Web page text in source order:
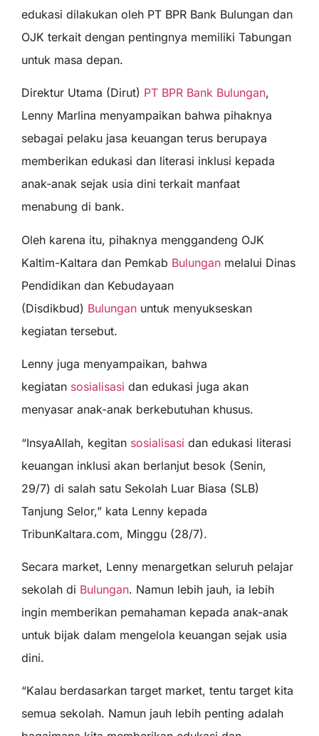
edukasi dilakukan oleh PT BPR Bank Bulungan dan
OJK terkait dengan pentingnya memiliki Tabungan
untuk masa depan.
Direktur Utama (Dirut) PT BPR Bank Bulungan,
Lenny Marlina menyampaikan bahwa pihaknya
sebagai pelaku jasa keuangan terus berupaya
memberikan edukasi dan literasi inklusi kepada
anak-anak sejak usia dini terkait manfaat
menabung di bank.
Oleh karena itu, pihaknya menggandeng OJK
Kaltim-Kaltara dan Pemkab Bulungan melalui Dinas
Pendidikan dan Kebudayaan
(Disdikbud) Bulungan untuk menyukseskan
kegiatan tersebut.
Lenny juga menyampaikan, bahwa
kegiatan sosialisasi dan edukasi juga akan
menyasar anak-anak berkebutuhan khusus.
“InsyaAllah, kegitan sosialisasi dan edukasi literasi
keuangan inklusi akan berlanjut besok (Senin,
29/7) di salah satu Sekolah Luar Biasa (SLB)
Tanjung Selor,” kata Lenny kepada
TribunKaltara.com, Minggu (28/7).
Secara market, Lenny menargetkan seluruh pelajar
sekolah di Bulungan. Namun lebih jauh, ia lebih
ingin memberikan pemahaman kepada anak-anak
untuk bijak dalam mengelola keuangan sejak usia
dini.
“Kalau berdasarkan target market, tentu target kita
semua sekolah. Namun jauh lebih penting adalah